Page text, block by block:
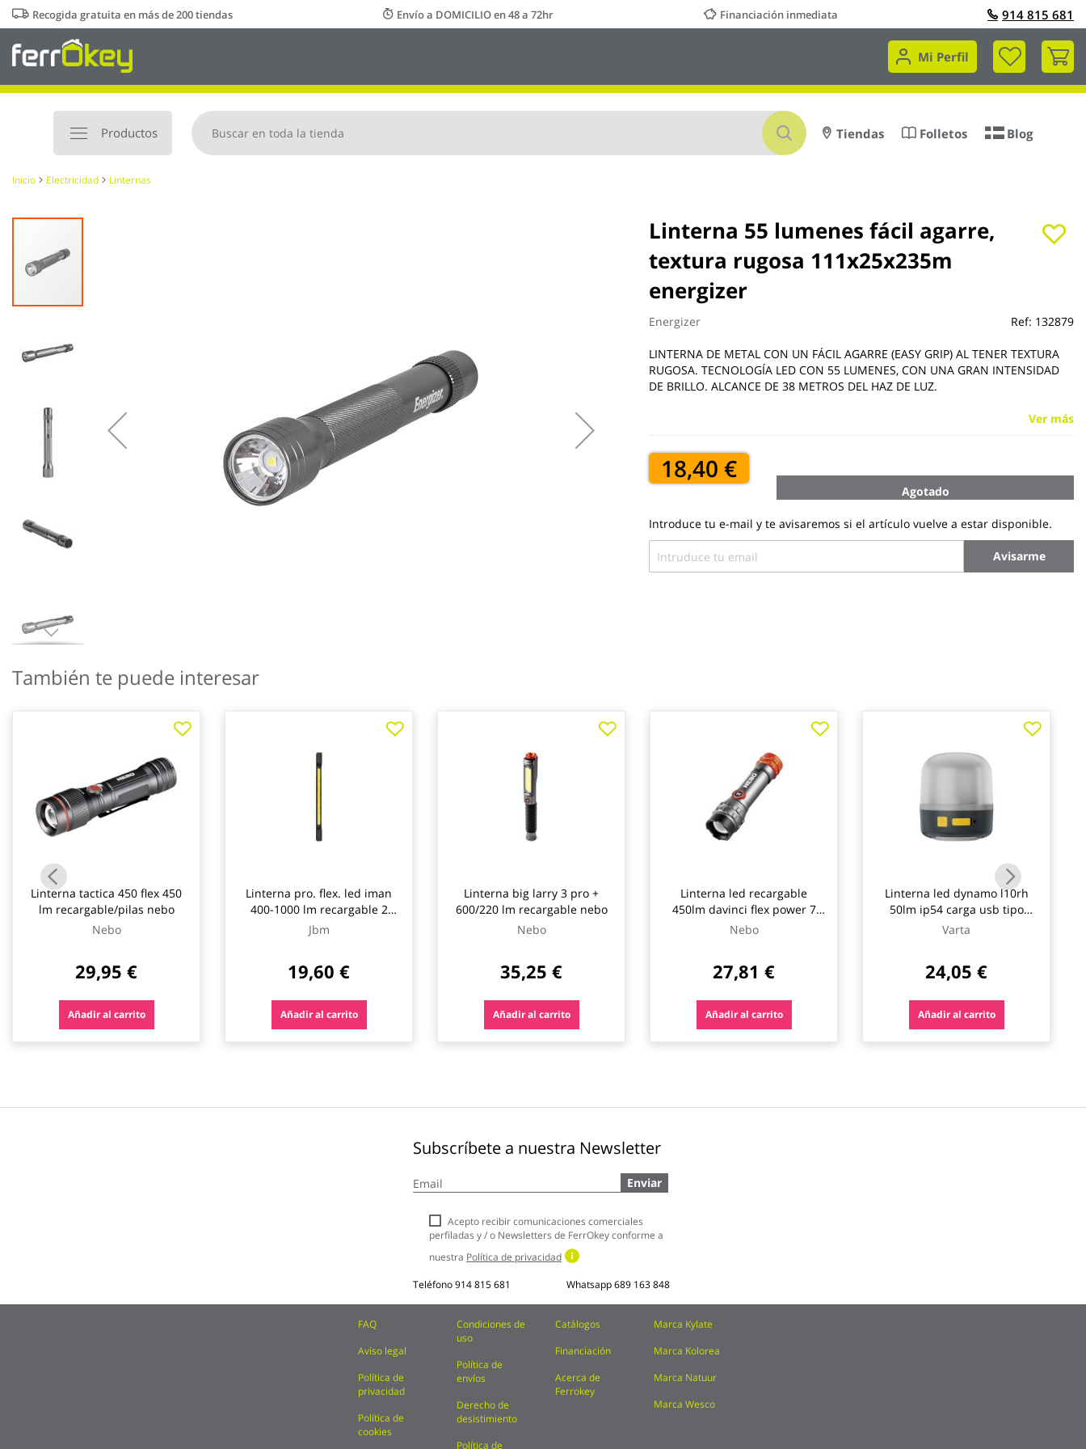
Ir
al
contenido
Recogida gratuita en más de 200 tiendas Envío a DOMICILIO en 48 a 72hr Financiación inmediata 914 815 681
Mi Perfil
Mi
Productos
Buscar
Tiendas Folletos Blog
Inicio Electricidad Linternas
Linterna 55 lumenes fácil agarre,
textura rugosa 111x25x235m
energizer
Energizer Ref: 132879
LINTERNA DE METAL CON UN FÁCIL AGARRE (EASY GRIP) AL TENER TEXTURA
RUGOSA. TECNOLOGÍA LED CON 55 LUMENES, CON UNA GRAN INTENSIDAD
DE BRILLO. ALCANCE DE 38 METROS DEL HAZ DE LUZ.
Ver más
18,40 €
Agotado
Introduce tu e-mail y te avisaremos si el artículo vuelve a estar disponible.
Avisarme
Saltar
galería
al
comienzo
También te puede interesar
Linterna tactica 450 flex 450
lm recargable/pilas nebo
Nebo
29,95 €
Añadir al carrito
Linterna pro. flex. led iman
400-1000 lm recargable 2
potencias jbm
Jbm
19,60 €
Añadir al carrito
Linterna big larry 3 pro +
600/220 lm recargable nebo
Nebo
35,25 €
Añadir al carrito
Linterna led recargable
450lm davinci flex power 7
modos de luz nebo
Nebo
27,81 €
Añadir al carrito
Linterna led dynamo l10rh
50lm ip54 carga usb tipo
varta
Varta
24,05 €
Añadir al carrito
Subscríbete a nuestra Newsletter
a
boletín
noticias:
Enviar
Acepto recibir comunicaciones comerciales
perfiladas y / o Newsletters de FerrOkey conforme a
nuestra Política de privacidad
Teléfono914 815 681 Whatsapp689 163 848
FAQ
Aviso legal
Política de
privacidad
Política de
cookies
Condiciones de
uso
Política de
envíos
Derecho de
desistimiento
Política de
Catálogos
Financiación
Acerca de
Ferrokey
Marca Kylate
Marca Kolorea
Marca Natuur
Marca Wesco